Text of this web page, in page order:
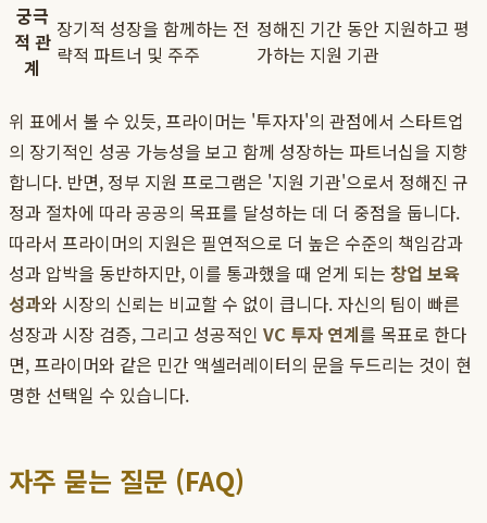
궁극
적 관
계
장기적 성장을 함께하는 전
략적 파트너 및 주주
정해진 기간 동안 지원하고 평
가하는 지원 기관
위 표에서 볼 수 있듯, 프라이머는 '투자자'의 관점에서 스타트업
의 장기적인 성공 가능성을 보고 함께 성장하는 파트너십을 지향
합니다. 반면, 정부 지원 프로그램은 '지원 기관'으로서 정해진 규
정과 절차에 따라 공공의 목표를 달성하는 데 더 중점을 둡니다.
따라서 프라이머의 지원은 필연적으로 더 높은 수준의 책임감과
성과 압박을 동반하지만, 이를 통과했을 때 얻게 되는 창업 보육
성과와 시장의 신뢰는 비교할 수 없이 큽니다. 자신의 팀이 빠른
성장과 시장 검증, 그리고 성공적인 VC 투자 연계를 목표로 한다
면, 프라이머와 같은 민간 액셀러레이터의 문을 두드리는 것이 현
명한 선택일 수 있습니다.
자주 묻는 질문 (FAQ)